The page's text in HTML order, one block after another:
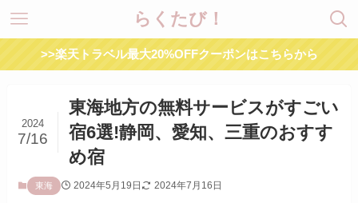
らくたび！
>>楽天トラベル最大20%OFFクーポンはこちらから
東海地方の無料サービスがすごい
宿6選!静岡、愛知、三重のおすす
め宿
2024
7/16
東海 2024年5月19日 2024年7月16日